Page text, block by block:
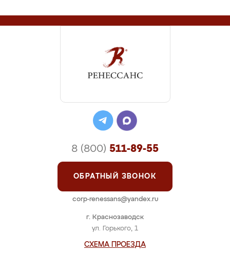
г. Краснозаводск
ул. Горького, 1
СХЕМА ПРОЕЗДА
8 (800) 511-89-55
ОБРАТНЫЙ ЗВОНОК
corp-renessans@yandex.ru